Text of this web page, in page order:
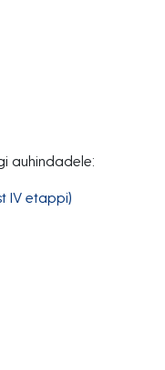
auhindadele:
IV etappi)